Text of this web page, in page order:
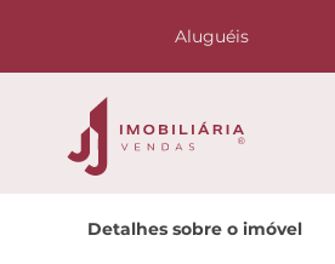
Aluguéis
Venda
Detalhes sobre o imóvel